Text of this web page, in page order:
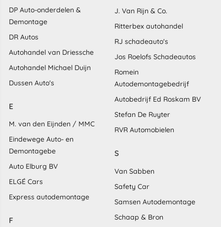
DP Auto-onderdelen &
Demontage
DR Autos
Autohandel van Driessche
Autohandel Michael Duijn
Dussen Auto's
E
M. van den Eijnden / MMC
Eindewege Auto- en
Demontagebe
Auto Elburg BV
ELGÉ Cars
Express autodemontage
F
J. Van Rijn & Co.
Ritterbex autohandel
RJ schadeauto's
Jos Roelofs Schadeautos
Romein
Autodemontagebedrijf
Autobedrijf Ed Roskam BV
Stefan De Ruyter
RVR Automobielen
S
Van Sabben
Safety Car
Samsen Autodemontage
Schaap & Bron